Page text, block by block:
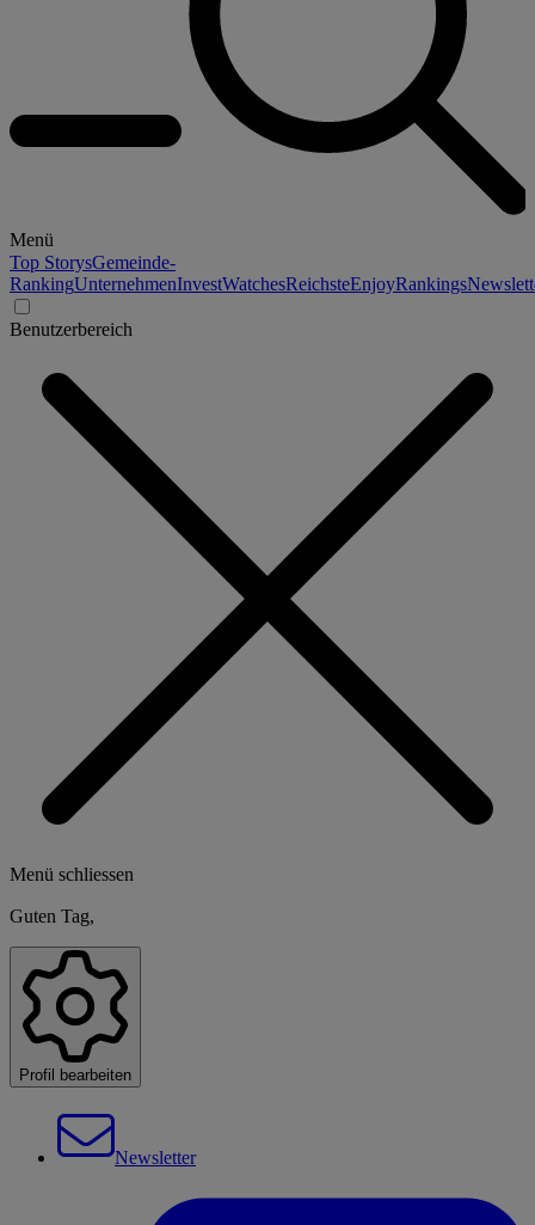
Menü
Top StorysGemeinde-
RankingUnternehmenInvestWatchesReichsteEnjoyRankings
Benutzerbereich
Menü schliessen
Guten Tag,
Profil bearbeiten
Newsletter